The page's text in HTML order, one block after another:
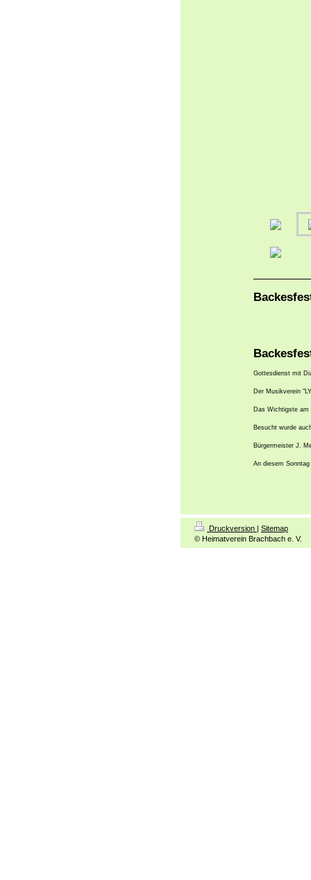
Gottesdienst mit
Der Musikverein
Das Wichtigste
Besucht wurde
Bürgermeister J.
An diesem
Druckversion | Sitemap
© Heimatverein Brachbach e. V.